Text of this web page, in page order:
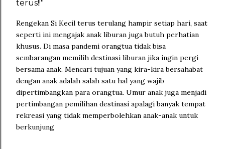
terus!!"
Rengekan Si Kecil terus terulang hampir setiap hari, saat
seperti ini mengajak anak liburan juga butuh perhatian
khusus. Di masa pandemi orangtua tidak bisa
sembarangan memilih destinasi liburan jika ingin pergi
bersama anak. Mencari tujuan yang kira-kira bersahabat
dengan anak adalah salah satu hal yang wajib
dipertimbangkan para orangtua. Umur anak juga menjadi
pertimbangan pemilihan destinasi apalagi banyak tempat
rekreasi yang tidak memperbolehkan anak-anak untuk
berkunjung